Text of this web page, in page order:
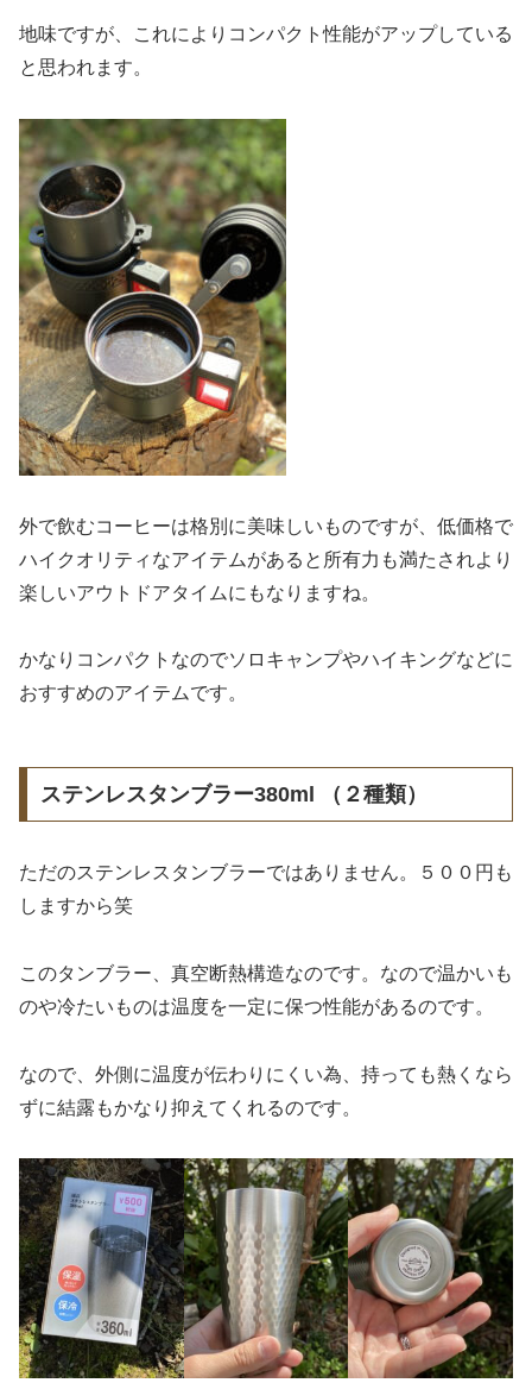
地味ですが、これによりコンパクト性能がアップしている
と思われます。
外で飲むコーヒーは格別に美味しいものですが、低価格で
ハイクオリティなアイテムがあると所有力も満たされより
楽しいアウトドアタイムにもなりますね。
かなりコンパクトなのでソロキャンプやハイキングなどに
おすすめのアイテムです。
ステンレスタンブラー380ml （２種類）
ただのステンレスタンブラーではありません。５００円も
しますから笑
このタンブラー、真空断熱構造なのです。なので温かいも
のや冷たいものは温度を一定に保つ性能があるのです。
なので、外側に温度が伝わりにくい為、持っても熱くなら
ずに結露もかなり抑えてくれるのです。